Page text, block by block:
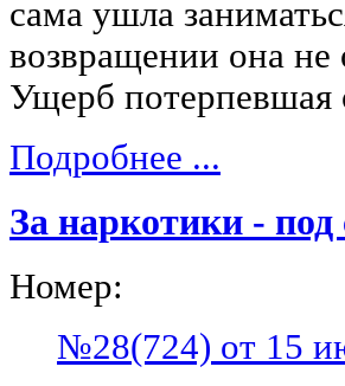
сама ушла
возвращении она
Ущерб потерпевшая
Подробнее ...
За наркотики - под
Номер:
№28(724) от 15